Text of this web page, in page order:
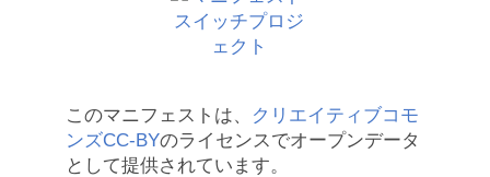
このマニフェストは、
クリエイティブコモ
ンズCC-BYのライセンスでオープンデータ
として提供されています。